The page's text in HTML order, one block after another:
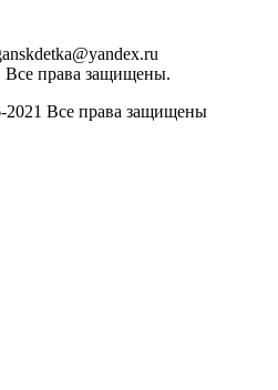
Все права защищены.
Все права защищены